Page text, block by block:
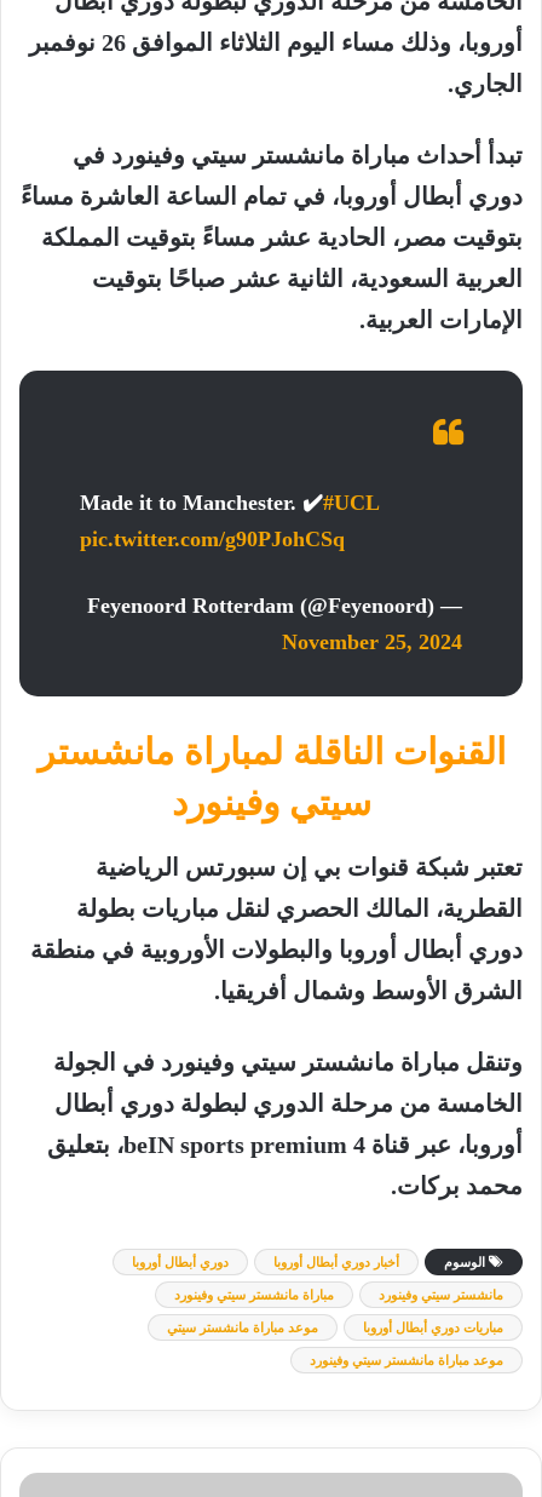
أوروبا، وذلك مساء اليوم الثلاثاء الموافق 26 نوفمبر
الجاري.
تبدأ أحداث مباراة مانشستر سيتي وفينورد في
دوري أبطال أوروبا، في تمام الساعة العاشرة مساءً
بتوقيت مصر، الحادية عشر مساءً بتوقيت المملكة
العربية السعودية، الثانية عشر صباحًا بتوقيت
الإمارات العربية.
Made it to Manchester. ✔️#UCL
pic.twitter.com/g90PJohCSq
— Feyenoord Rotterdam (@Feyenoord)
November 25, 2024
القنوات الناقلة لمباراة مانشستر
سيتي وفينورد
تعتبر شبكة قنوات بي إن سبورتس الرياضية
القطرية، المالك الحصري لنقل مباريات بطولة
دوري أبطال أوروبا والبطولات الأوروبية في منطقة
الشرق الأوسط وشمال أفريقيا.
وتنقل مباراة مانشستر سيتي وفينورد في الجولة
الخامسة من مرحلة الدوري لبطولة دوري أبطال
أوروبا، عبر قناة beIN sports premium 4، بتعليق
محمد بركات.
الوسوم أخبار دوري أبطال أوروبا دوري أبطال أوروبا
مانشستر سيتي وفينورد مباراة مانشستر سيتي وفينورد
مباريات دوري أبطال أوروبا موعد مباراة مانشستر سيتي
موعد مباراة مانشستر سيتي وفينورد
قرار